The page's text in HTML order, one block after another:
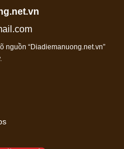
nguồn “Diadiemanuong.net.vn”